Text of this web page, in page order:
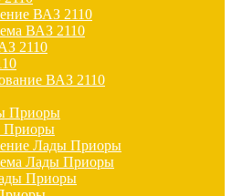
ВАЗ 2110
ВАЗ 2110
2110
ВАЗ 2110
Приоры
Приоры
Лады Приоры
Лады Приоры
Приоры